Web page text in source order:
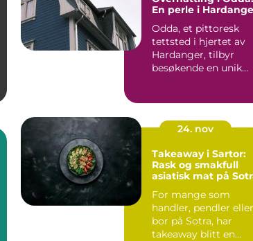
En perle i
Odda, et pittoresk
tettsted i hjertet av
Hardanger, tilbyr
besøkende en unik
24. nov
Takeaway i Sartor:
Rask og smakfull
asiatisk mat på
For mange som
handler, pendler eller
bor på Sotra, har
takeaway blitt en